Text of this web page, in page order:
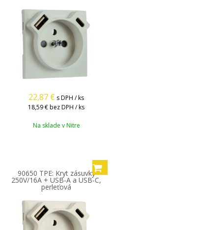
22,87 € s DPH / ks
18,59 €bez DPH / ks
Na sklade v Nitre
90650 TPE: Kryt zásuvky
250V/16A + USB-A a USB-C,
perleťová